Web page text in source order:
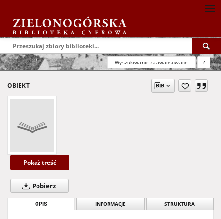
Wyszukiwanie zaawansowane ?
OBIEKT
Pokaż treść
Pobierz
OPIS INFORMACJE STRUKTURA